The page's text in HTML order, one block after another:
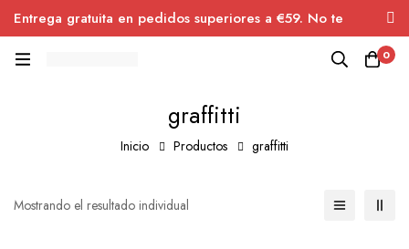
Entrega gratuita en pedidos superiores a €59. No te
pierdas el descuento.
0
graffitti
Inicio Productos graffitti
Mostrando el resultado individual